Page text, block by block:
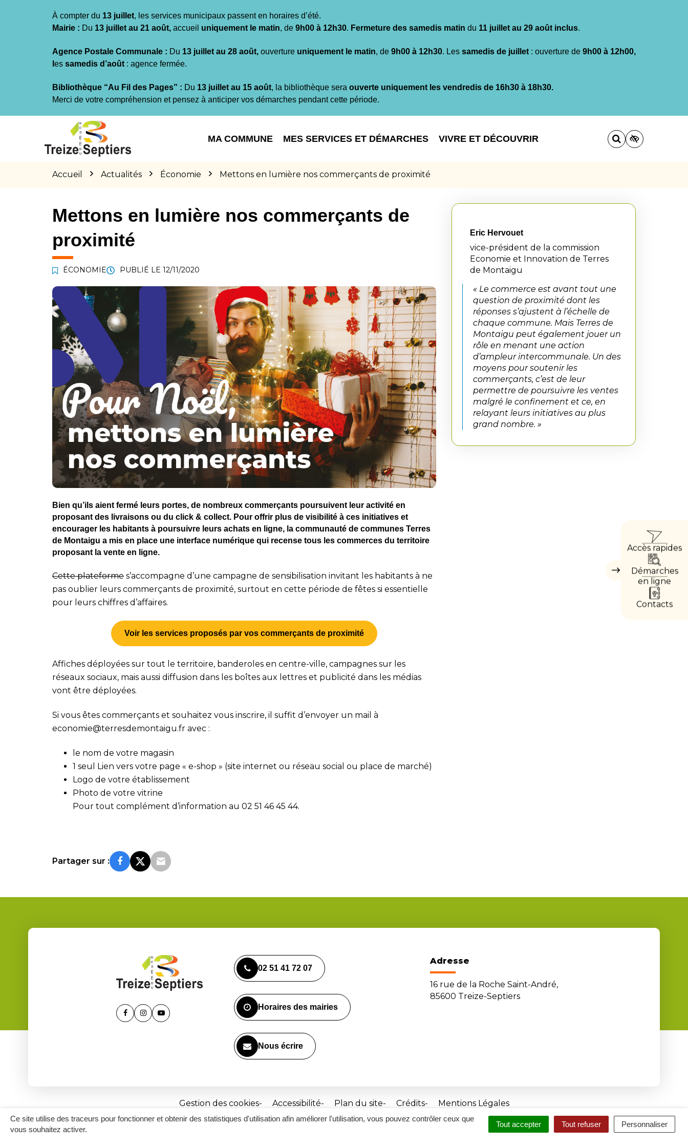
Ce site utilise des traceurs pour fonctionner et obtenir des statistiques d'utilisation afin améliorer l'utilisation, vous pouvez contrôler ceux que
vous souhaitez activer.
Tout accepter Tout refuser Personnaliser
À compter du 13 juillet, les services municipaux passent en horaires d’été.
Mairie : Du 13 juillet au 21 août, accueil uniquement le matin, de 9h00 à 12h30. Fermeture des samedis matin du 11 juillet au 29 août inclus.
Agence Postale Communale : Du 13 juillet au 28 août, ouverture uniquement le matin, de 9h00 à 12h30. Les samedis de juillet : ouverture de 9h00 à 12h00,
es samedis d’août : agence fermée.
Bibliothèque “Au Fil des Pages” : Du 13 juillet au 15 août, la bibliothèque sera ouverte uniquement les vendredis de 16h30 à 18h30.
Merci de votre compréhension et pensez à anticiper vos démarches pendant cette période.
MA COMMUNE MES SERVICES ET DÉMARCHES VIVRE ET DÉCOUVRIR
Accueil Actualités Économie Mettons en lumière nos commerçants de proximité
Masquer
Accès rapides
Démarches
en ligne
Contacts
Mettons en lumière nos commerçants de
proximité
ÉCONOMIE PUBLIÉ LE 12/11/2020
Bien qu’ils aient fermé leurs portes, de nombreux commerçants poursuivent leur activité en
proposant des livraisons ou du click & collect. Pour offrir plus de visibilité à ces initiatives et
encourager les habitants à poursuivre leurs achats en ligne, la communauté de communes Terres
de Montaigu a mis en place une interface numérique qui recense tous les commerces du territoire
proposant la vente en ligne.
Cette plateforme s’accompagne d’une campagne de sensibilisation invitant les habitants à ne
pas oublier leurs commerçants de proximité, surtout en cette période de fêtes si essentielle
pour leurs chiffres d’affaires.
Voir les services proposés par vos commerçants de proximité
Affiches déployées sur tout le territoire, banderoles en centre-ville, campagnes sur les
réseaux sociaux, mais aussi diffusion dans les boîtes aux lettres et publicité dans les médias
vont être déployées.
Si vous êtes commerçants et souhaitez vous inscrire, il suffit d’envoyer un mail à
economie@terresdemontaigu.fr avec :
le nom de votre magasin
1 seul Lien vers votre page « e-shop » (site internet ou réseau social ou place de marché)
Logo de votre établissement
Photo de votre vitrine
Pour tout complément d’information au 02 51 46 45 44.
Eric Hervouet
vice-président de la commission
Economie et Innovation de Terres
de Montaigu
« Le commerce est avant tout une
question de proximité dont les
réponses s’ajustent à l’échelle de
chaque commune. Mais Terres de
Montaigu peut également jouer un
rôle en menant une action
d’ampleur intercommunale. Un des
moyens pour soutenir les
commerçants, c’est de leur
permettre de poursuivre les ventes
malgré le confinement et ce, en
relayant leurs initiatives au plus
grand nombre. »
Partager sur :
Lien Lien Lien
02 51 41 72 07
Horaires des mairies
Nous écrire
Adresse
16 rue de la Roche Saint-André,
85600 Treize-Septiers
Gestion des cookies Accessibilité Plan du site Crédits Mentions Légales